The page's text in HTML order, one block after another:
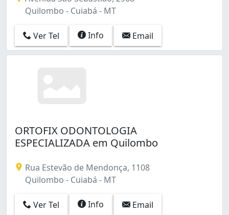
Quilombo - Cuiabá - MT
Ver Tel Info Email
ORTOFIX ODONTOLOGIA
ESPECIALIZADA em Quilombo
Rua Estevão de Mendonça, 1108
Quilombo - Cuiabá - MT
Ver Tel Info Email